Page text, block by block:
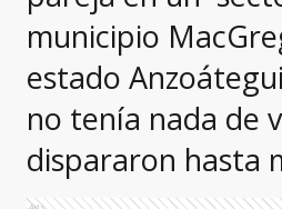
municipio
estado
no tenía nada de
dispararon hasta
Ads